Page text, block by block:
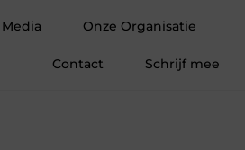
Onze Organisatie
Contact Schrijf mee